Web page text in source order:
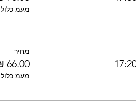
מעמ כלול
מחיר
מעמ כלול